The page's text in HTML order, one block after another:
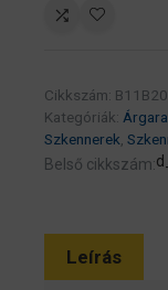
Cikkszám:
Kategóriák:
Szkennerek,
Belső cikkszám:
Leírás